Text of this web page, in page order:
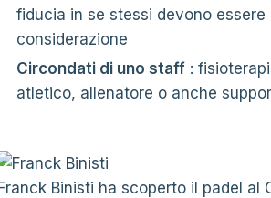
fiducia in se stessi devono essere
considerazione
Circondati di uno staff:
atletico, allenatore o anche
Binisti ha scoperto il padel al